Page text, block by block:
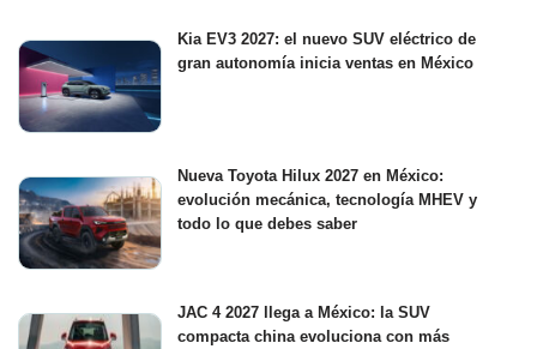
Kia EV3 2027: el nuevo SUV eléctrico de
gran autonomía inicia ventas en México
Nueva Toyota Hilux 2027 en México:
evolución mecánica, tecnología MHEV y
todo lo que debes saber
JAC 4 2027 llega a México: la SUV
compacta china evoluciona con más